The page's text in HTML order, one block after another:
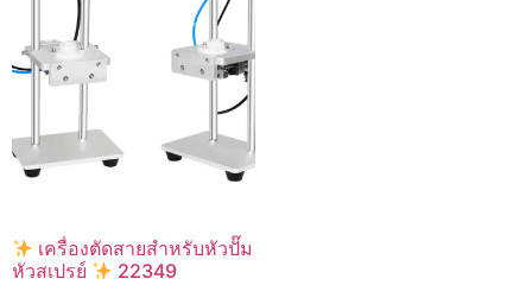
เครื่องตัดสายสำหรับหัวปั๊ม
หัวสเปรย์
22349